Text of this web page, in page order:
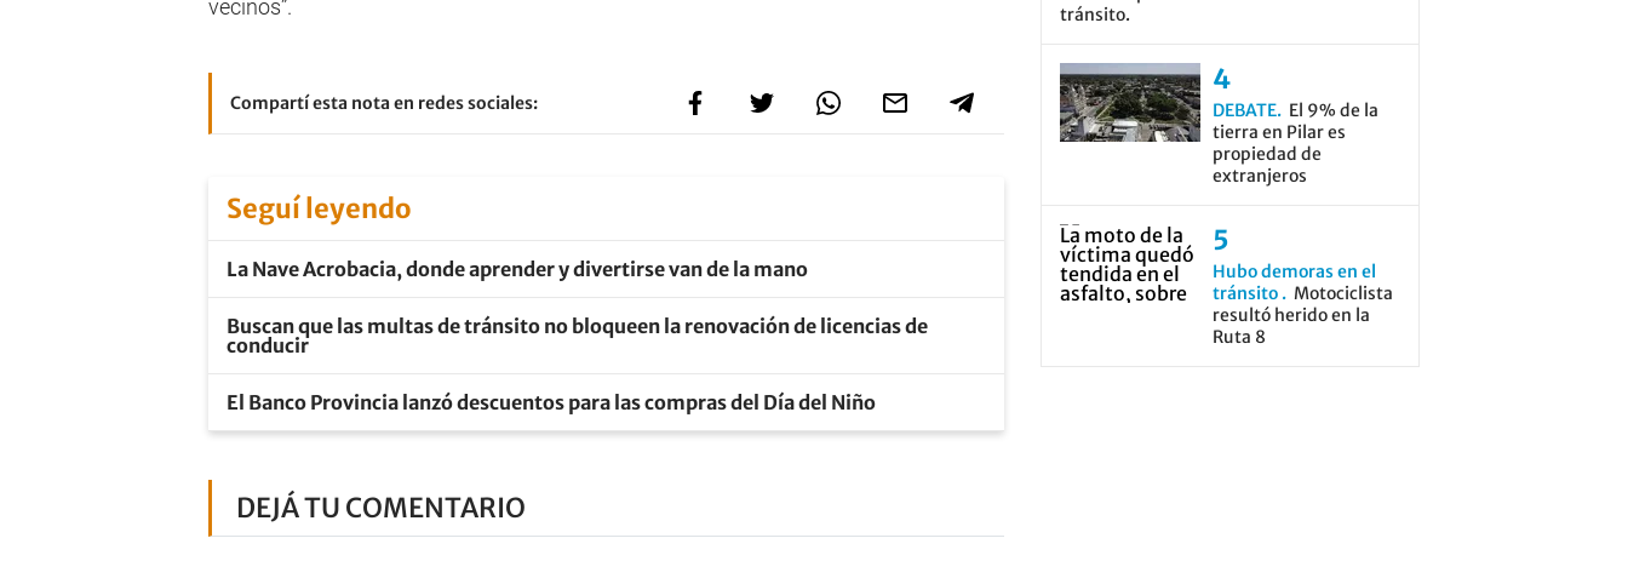
vecinos”.
Compartí esta nota en redes sociales:
Seguí leyendo
La Nave Acrobacia, donde aprender y divertirse van de la mano
Buscan que las multas de tránsito no bloqueen la renovación de licencias de
conducir
El Banco Provincia lanzó descuentos para las compras del Día del Niño
DEJÁ TU COMENTARIO
tránsito.
DEBATE
El 9% de la
tierra en Pilar es
propiedad de
extranjeros
Hubo demoras en el
tránsito
Motociclista
resultó herido en la
Ruta 8